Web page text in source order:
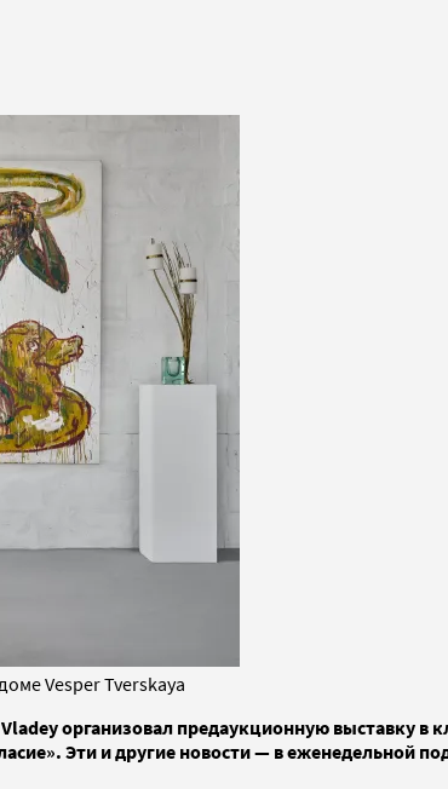
Vesper Tverskaya
организовал предаукционную выставку
Эти и другие новости — в еженедельной